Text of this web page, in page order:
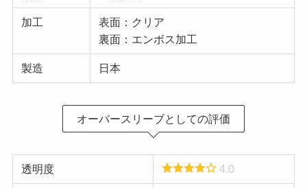
加工
表面：クリア
裏面：エンボス加工
製造 日本
オーバースリーブとしての評価
透明度 4.0